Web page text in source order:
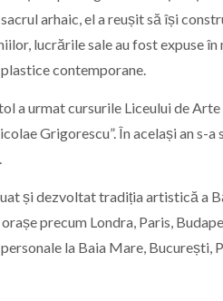
arhaic, el a reușit să își
lucrările sale au fost expuse în
contemporane.
a urmat cursurile Liceului de
Grigorescu”. În același an s-
și dezvoltat tradiția artistică a
precum Londra, Paris,
la Baia Mare, București,